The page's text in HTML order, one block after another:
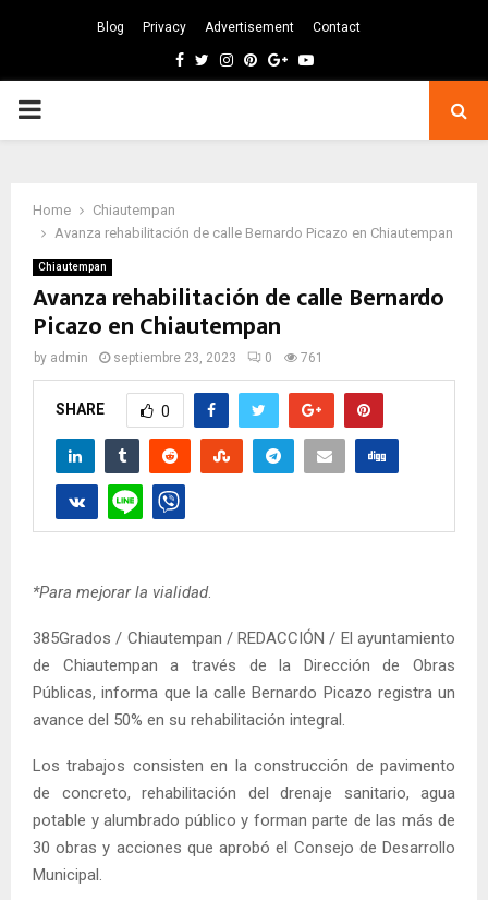
Blog Privacy Advertisement Contact
Facebook
TwitterInstagram
Pinterest
GoogleYoutube
PRIMARY
Home
Chiautempan
Avanza rehabilitación de calle Bernardo Picazo en Chiautempan
Chiautempan
Avanza rehabilitación de calle Bernardo
Picazo en Chiautempan
by admin septiembre 23, 2023 0 761
SHARE 0
*Para mejorar la vialidad.
385Grados / Chiautempan / REDACCIÓN / El ayuntamiento
de Chiautempan a través de la Dirección de Obras
Públicas, informa que la calle Bernardo Picazo registra un
avance del 50% en su rehabilitación integral.
Los trabajos consisten en la construcción de pavimento
de concreto, rehabilitación del drenaje sanitario, agua
potable y alumbrado público y forman parte de las más de
30 obras y acciones que aprobó el Consejo de Desarrollo
Municipal.